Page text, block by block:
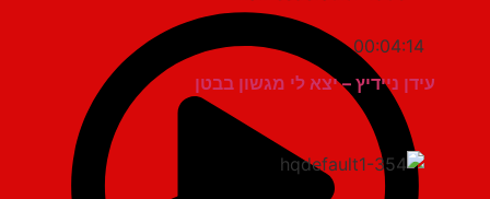
00:04:14
עידן ניידיץ – יצא לי מגשון בבטן